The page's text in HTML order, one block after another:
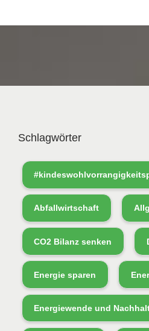
Schlagwörter
Abfallwirtschaft
CO2 Bilanz senken
Energie sparen
Energiewende und